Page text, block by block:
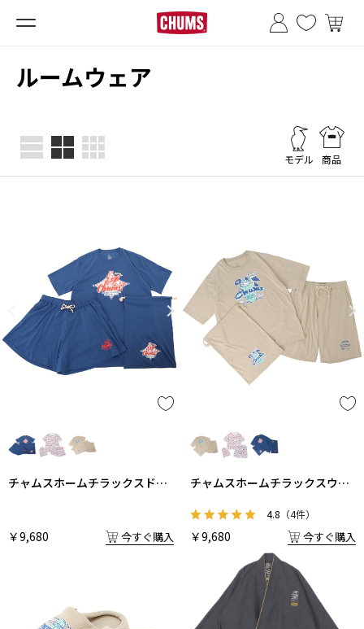
■夏季休業のお知らせ■
ルームウェア
モデル 商品
チャムスホームチラックスドレ
￥9,680 今すぐ購入
チャムスホームチラックスウェ
4.8 （4件）
￥9,680 今すぐ購入